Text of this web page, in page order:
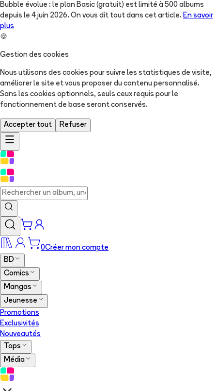
Bubble évolue : le plan Basic (gratuit) est limité à 500 albums
depuis le 4 juin 2026. On vous dit tout dans cet article. En savoir
plus
🍪
Gestion des cookies
Nous utilisons des cookies pour suivre les statistiques de visite,
améliorer le site et vous proposer du contenu personnalisé.
Sans les cookies optionnels, seuls ceux requis pour le
fonctionnement de base seront conservés.
Accepter tout Refuser
0Créer mon compte
BD
Comics
Mangas
Jeunesse
Promotions
Exclusivités
Nouveautés
Tops
Média